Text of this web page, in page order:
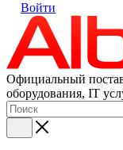
Войти
Официальный
оборудования, IT